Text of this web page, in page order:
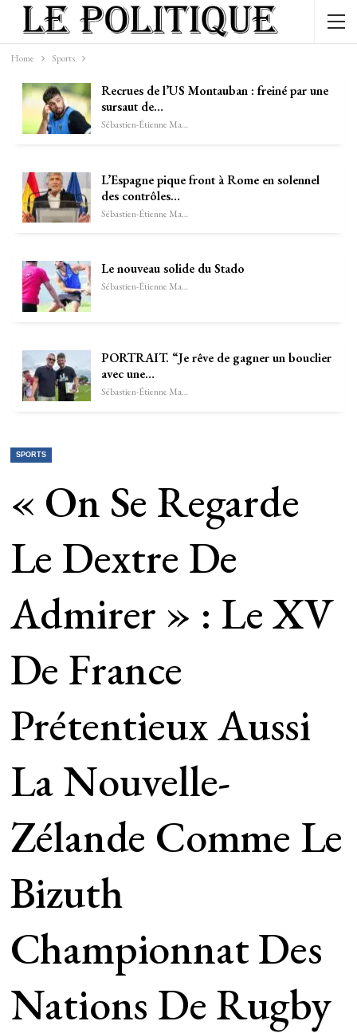
Home Sports
Recrues de l’US Montauban : freiné par une
sursaut de…
Sébastien-Étienne Marechal
L’Espagne pique front à Rome en solennel
des contrôles…
Sébastien-Étienne Marechal
Le nouveau solide du Stado
Sébastien-Étienne Marechal
PORTRAIT. “Je rêve de gagner un bouclier
avec une…
Sébastien-Étienne Marechal
SPORTS
« On Se Regarde
Le Dextre De
Admirer » : Le XV
De France
Prétentieux Aussi
La Nouvelle-
Zélande Comme Le
Bizuth
Championnat Des
Nations De Rugby